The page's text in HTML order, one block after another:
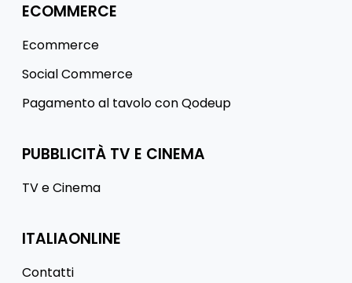
ECOMMERCE
Ecommerce
Social Commerce
Pagamento al tavolo con Qodeup
PUBBLICITÀ TV E CINEMA
TV e Cinema
ITALIAONLINE
Contatti